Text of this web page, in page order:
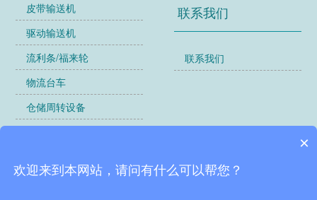
皮带输送机
驱动输送机
流利条/福来轮
物流台车
仓储周转设备
其他类别
联系我们
联系我们
×
欢迎来到本网站，请问有什么可以帮您？